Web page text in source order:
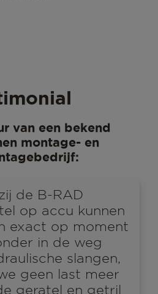
van een bekend
montage- en
de B-RAD
op accu kunnen
exact op moment
in de weg
slangen,
geen last meer
geratel en getril